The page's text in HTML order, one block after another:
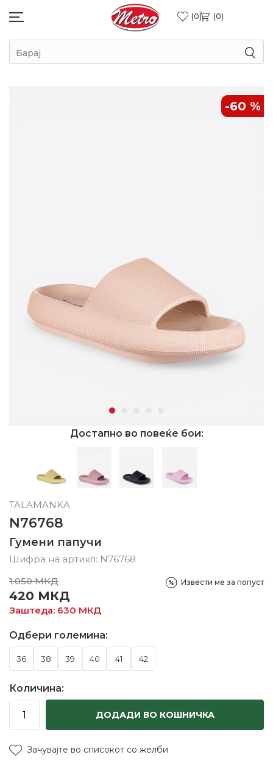
0 0
Барај
-60 %
Достапно во повеќе бои:
TALAMANKA
N76768
Гумени папучи
Шифра на артикл: N76768
1.050 МКД
420 МКД
Заштеда: 630 МКД
Извести ме за попуст
Одбери големина:
36 38 39 40 41 42
Количина:
ДОДАДИ ВО КОШНИЧКА
Зачувајте во списокот со желби